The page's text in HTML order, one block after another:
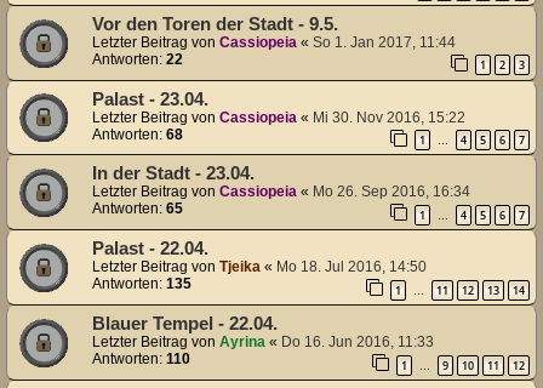
Vor den Toren der Stadt - 9.5.
Letzter Beitrag von Cassiopeia « So 1. Jan 2017, 11:44
Antworten: 22 1 2 3
Palast - 23.04.
Letzter Beitrag von Cassiopeia « Mi 30. Nov 2016, 15:22
Antworten: 68 1 … 4 5 6 7
In der Stadt - 23.04.
Letzter Beitrag von Cassiopeia « Mo 26. Sep 2016, 16:34
Antworten: 65 1 … 4 5 6 7
Palast - 22.04.
Letzter Beitrag von Tjeika « Mo 18. Jul 2016, 14:50
Antworten: 135 1 11 12 13 14
Blauer Tempel - 22.04.
Letzter Beitrag von Ayrina « Do 16. Jun 2016, 11:33
Antworten: 110 1 9 10 11 12